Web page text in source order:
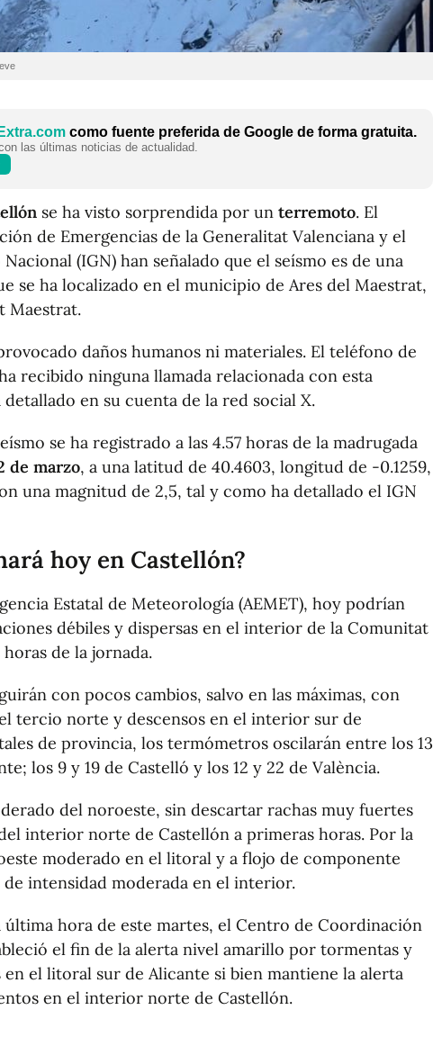
como fuente preferida de Google de forma gratuita.
las últimas noticias de actualidad.
se ha visto sorprendida por un terremoto. El
de Emergencias de la Generalitat Valenciana y el
(IGN) han señalado que el seísmo es de una
se ha localizado en el municipio de Ares del Maestrat,
Maestrat.
daños humanos ni materiales. El teléfono de
recibido ninguna llamada relacionada con esta
en su cuenta de la red social X.
se ha registrado a las 4.57 horas de la madrugada
de marzo, a una latitud de 40.4603, longitud de -0.1259,
una magnitud de 2,5, tal y como ha detallado el IGN
hoy en Castellón?
Estatal de Meteorología (AEMET), hoy podrían
débiles y dispersas en el interior de la Comunitat
de la jornada.
con pocos cambios, salvo en las máximas, con
tercio norte y descensos en el interior sur de
de provincia, los termómetros oscilarán entre los 13
los 9 y 19 de Castelló y los 12 y 22 de València.
del noroeste, sin descartar rachas muy fuertes
interior norte de Castellón a primeras horas. Por la
moderado en el litoral y a flojo de componente
intensidad moderada en el interior.
última hora de este martes, el Centro de Coordinación
el fin de la alerta nivel amarillo por tormentas y
el litoral sur de Alicante si bien mantiene la alerta
en el interior norte de Castellón.